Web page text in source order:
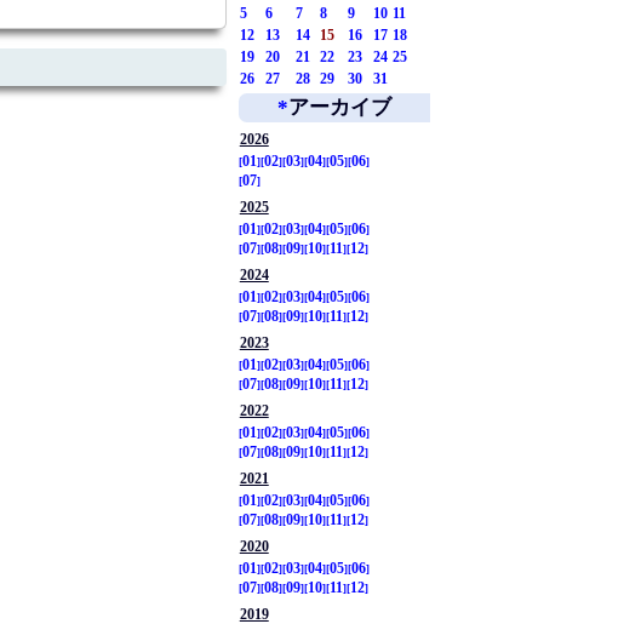
5
6 7 8 9 10 11
12
13 14 15 16 17 18
19
20 21 22 23 24 25
26
27 28 29 30 31
*アーカイブ
2026
01
02 03 04 05 06
07
2025
01
02 03 04 05 06
07 08 09 10 11
12
2024
01
02 03 04 05 06
07 08 09 10 11
12
2023
01
02 03 04 05 06
07 08 09 10 11
12
2022
01
02 03 04 05 06
07 08 09 10 11
12
2021
01
02 03 04 05 06
07 08 09 10 11
12
2020
01
02 03 04 05 06
07 08 09 10 11
12
2019